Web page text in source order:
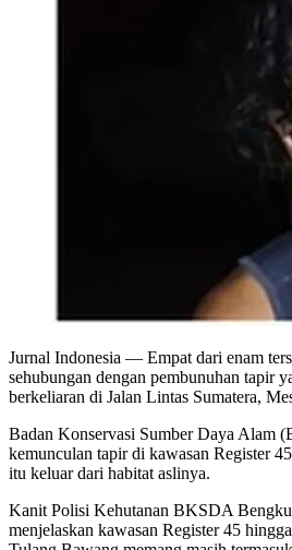
Jurnal Indonesia — Empat dari enam
sehubungan dengan pembunuhan tapir
berkeliaran di Jalan Lintas Sumatera,
Badan Konservasi Sumber Daya Alam
kemunculan tapir di kawasan Register
itu keluar dari habitat aslinya.
Kanit Polisi Kehutanan BKSDA
menjelaskan kawasan Register 45